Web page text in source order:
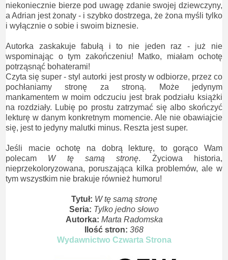
niekoniecznie bierze pod uwagę zdanie swojej dziewczyny,
a Adrian jest żonaty - i szybko dostrzega, że żona myśli tylko
i wyłącznie o sobie i swoim biznesie.
Autorka zaskakuje fabułą i to nie jeden raz - już nie
wspominając o tym zakończeniu! Matko, miałam ochotę
potrząsnąć bohaterami!
Czyta się super - styl autorki jest prosty w odbiorze, przez co
pochłaniamy stronę za stroną. Może jedynym
mankamentem w moim odczuciu jest brak podziału książki
na rozdziały. Lubię po prostu zatrzymać się albo skończyć
lekturę w danym konkretnym momencie. Ale nie obawiajcie
się, jest to jedyny malutki minus. Reszta jest super.
Jeśli macie ochotę na dobrą lekturę, to gorąco Wam
polecam W tę samą stronę. Życiowa historia,
nieprzekoloryzowana, poruszająca kilka problemów, ale w
tym wszystkim nie brakuje również humoru!
Tytuł: W tę samą stronę
Seria: Tylko jedno słowo
Autorka: Marta Radomska
Ilość stron: 368
Wydawnictwo Czwarta Strona